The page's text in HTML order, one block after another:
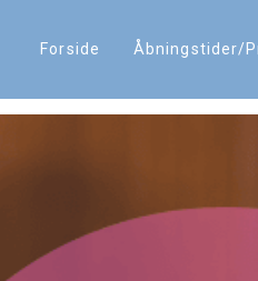
Forside Åbningstider/
d. 17. april